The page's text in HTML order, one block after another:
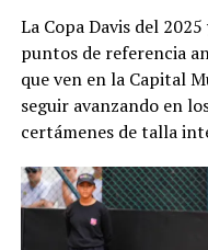
La Copa Davis del
puntos de referencia
que ven en la Capital
seguir avanzando en
certámenes de talla